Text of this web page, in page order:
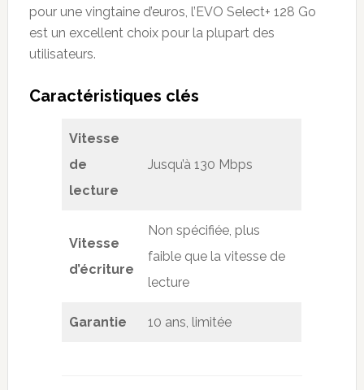
pour une vingtaine d’euros, l’EVO Select+ 128 Go
est un excellent choix pour la plupart des
utilisateurs.
Caractéristiques clés
Vitesse
de
lecture
Jusqu’à 130 Mbps
Vitesse
d’écriture
Non spécifiée, plus
faible que la vitesse de
lecture
Garantie 10 ans, limitée